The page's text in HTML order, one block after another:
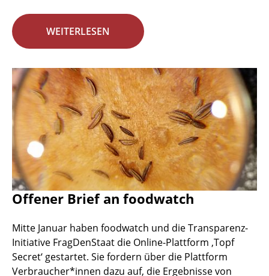
WEITERLESEN
Offener Brief an foodwatch
Mitte Januar haben foodwatch und die Transparenz-
Initiative FragDenStaat die Online-Plattform ‚Topf
Secret‘ gestartet. Sie fordern über die Plattform
Verbraucher*innen dazu auf, die Ergebnisse von